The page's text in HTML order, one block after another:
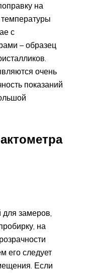
на
с
– образец
очень
показаний
замеров,
на
его следует
Если